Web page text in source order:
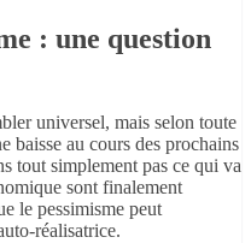
: une question
universel, mais selon toute
baisse au cours des prochains
tout simplement pas ce qui va
sont finalement
le pessimisme peut
réalisatrice.